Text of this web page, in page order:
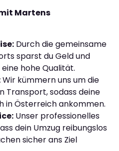
Martens
Durch die gemeinsame
sparst du Geld und
hohe Qualität.
Wir kümmern uns um die
Transport, sodass deine
in Österreich ankommen.
Unser professionelles
dein Umzug reibungslos
sicher ans Ziel